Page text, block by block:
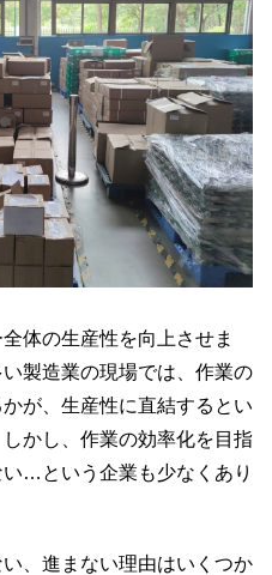
体の生産性を向上させま
製造業の現場では、作業の
が、生産性に直結するとい
かし、作業の効率化を目指
…という企業も少なくあり
、進まない理由はいくつか